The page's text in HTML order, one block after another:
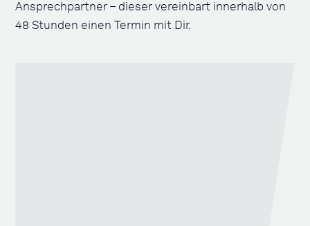
Ansprechpartner – dieser vereinbart innerhalb von
48 Stunden einen Termin mit Dir.